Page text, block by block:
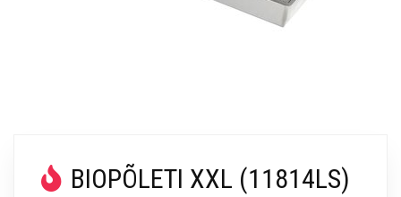
BIOPÕLETI XXL (11814LS)